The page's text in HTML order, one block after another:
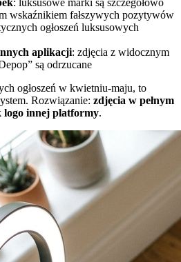
: luksusowe marki są szczegółowo
wskaźnikiem fałszywych pozytywów
ogłoszeń luksusowych
aplikacji: zdjęcia z widocznym
są odrzucane
ogłoszeń w kwietniu-maju, to
Rozwiązanie: zdjęcia w pełnym
logo innej platformy.